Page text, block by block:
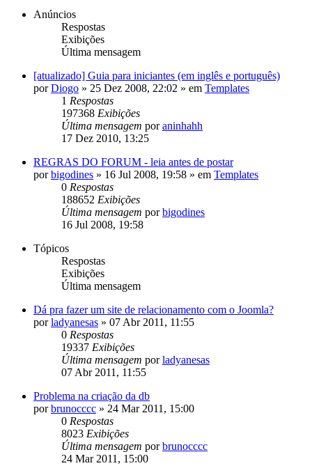
Anúncios
Respostas
Exibições
Última mensagem
[atualizado] Guia para iniciantes (em inglês e português)
porDiogo » 25 Dez 2008, 22:02 » em Templates
1 Respostas
197368 Exibições
Última mensagem poraninhahh
17 Dez 2010, 13:25
REGRAS DO FORUM - leia antes de postar
porbigodines » 16 Jul 2008, 19:58 » em Templates
0 Respostas
188652 Exibições
Última mensagem porbigodines
16 Jul 2008, 19:58
Tópicos
Respostas
Exibições
Última mensagem
Dá pra fazer um site de relacionamento com o Joomla?
porladyanesas » 07 Abr 2011, 11:55
0 Respostas
19337 Exibições
Última mensagem porladyanesas
07 Abr 2011, 11:55
Problema na criação da db
porbrunocccc » 24 Mar 2011, 15:00
0 Respostas
8023 Exibições
Última mensagem porbrunocccc
24 Mar 2011, 15:00